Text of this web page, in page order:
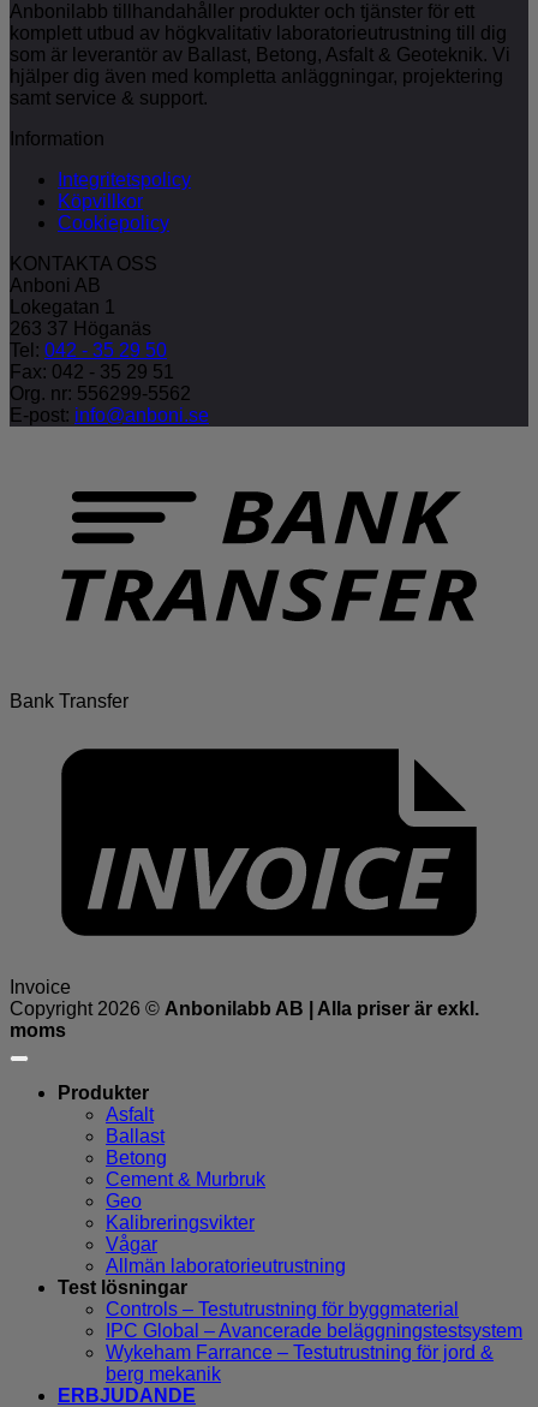
Anbonilabb tillhandahåller produkter och tjänster för ett
komplett utbud av högkvalitativ laboratorieutrustning till dig
som är leverantör av Ballast, Betong, Asfalt & Geoteknik. Vi
hjälper dig även med kompletta anläggningar, projektering
samt service & support.
Information
Integritetspolicy
Köpvillkor
Cookiepolicy
KONTAKTA OSS
Anboni AB
Lokegatan 1
263 37 Höganäs
Tel: 042 - 35 29 50
Fax: 042 - 35 29 51
Org. nr: 556299-5562
E-post: info@anboni.se
Bank Transfer
Invoice
Copyright 2026 © Anbonilabb AB | Alla priser är exkl.
moms
Produkter
Asfalt
Ballast
Betong
Cement & Murbruk
Geo
Kalibreringsvikter
Vågar
Allmän laboratorieutrustning
Test lösningar
Controls – Testutrustning för byggmaterial
IPC Global – Avancerade beläggningstestsystem
Wykeham Farrance – Testutrustning för jord &
berg mekanik
ERBJUDANDE